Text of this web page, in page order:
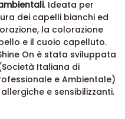
. Ideata per
dei capelli bianchi ed
la colorazione
e il cuoio capelluto.
On è stata sviluppata
Italiana di
e Ambientale)
e sensibilizzanti.